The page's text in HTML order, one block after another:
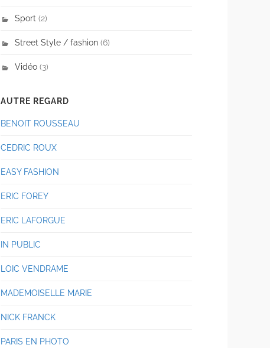
Sport (2)
Street Style / fashion (6)
Vidéo (3)
AUTRE REGARD
BENOIT ROUSSEAU
CEDRIC ROUX
EASY FASHION
ERIC FOREY
ERIC LAFORGUE
IN PUBLIC
LOIC VENDRAME
MADEMOISELLE MARIE
NICK FRANCK
PARIS EN PHOTO